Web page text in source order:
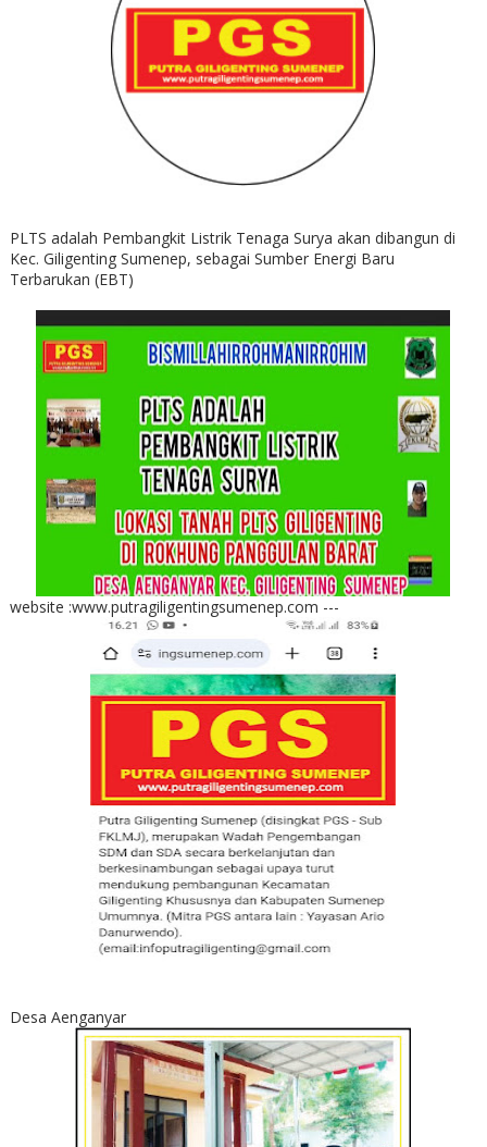
PLTS adalah Pembangkit Listrik Tenaga Surya akan dibangun di
Kec. Giligenting Sumenep, sebagai Sumber Energi Baru
Terbarukan (EBT)
website :www.putragiligentingsumenep.com ---
Desa Aenganyar